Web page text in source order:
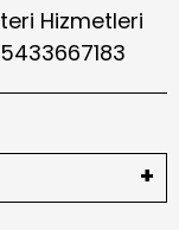
Hizmetleri